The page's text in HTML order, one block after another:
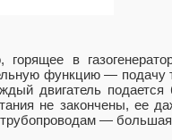
горящее в
функцию — подачу
двигатель
не закончены, ее
—